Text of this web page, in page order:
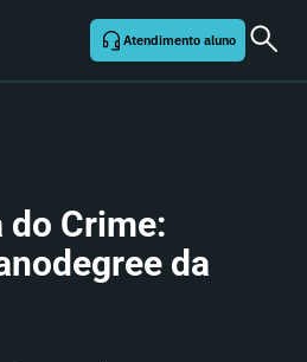
Atendimento aluno
do Crime:
da